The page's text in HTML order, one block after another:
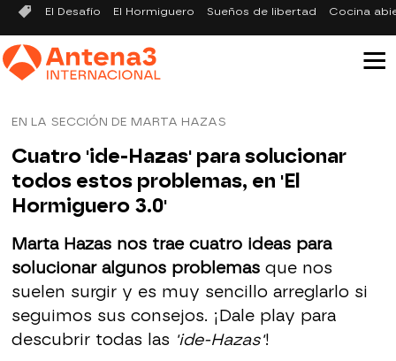
El Desafío El Hormiguero Sueños de libertad Cocina
EN LA SECCIÓN DE MARTA HAZAS
Cuatro 'ide-Hazas' para solucionar
todos estos problemas, en 'El
Hormiguero 3.0'
Marta Hazas nos trae cuatro ideas para
solucionar algunos problemas que nos
suelen surgir y es muy sencillo arreglarlo si
seguimos sus consejos. ¡Dale play para
descubrir todas las 'ide-Hazas'!